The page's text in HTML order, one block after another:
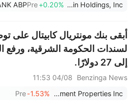
OneMain Holdings, Inc.
+0.20%
Pre
أبقى بنك مونتريال كابيتال على
لسندات الحكومة الشرقية،
إلى 27 دولارًا.
Benzinga News
04/08 11:53
Easterly Government Properties Inc
-1.53%
Pre